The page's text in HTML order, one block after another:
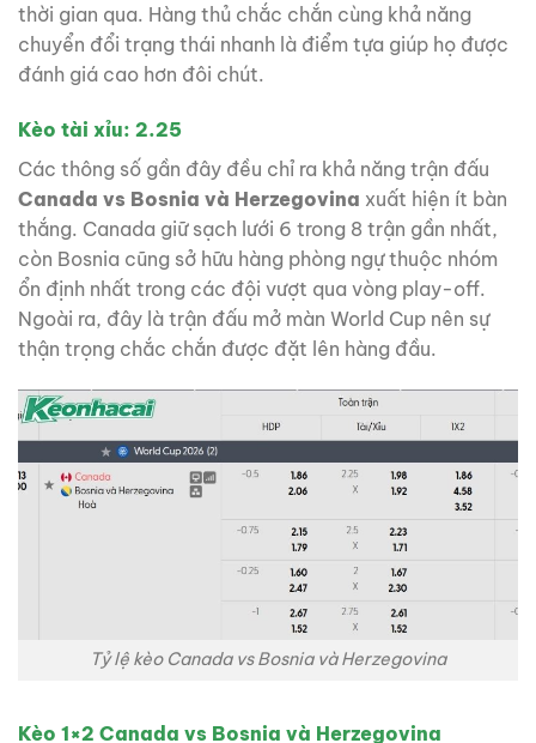
thời gian qua. Hàng thủ chắc chắn cùng khả năng
chuyển đổi trạng thái nhanh là điểm tựa giúp họ được
đánh giá cao hơn đôi chút.
Kèo tài xỉu: 2.25
Các thông số gần đây đều chỉ ra khả năng trận đấu
Canada vs Bosnia và Herzegovina xuất hiện ít bàn
thắng. Canada giữ sạch lưới 6 trong 8 trận gần nhất,
còn Bosnia cũng sở hữu hàng phòng ngự thuộc nhóm
ổn định nhất trong các đội vượt qua vòng play-off.
Ngoài ra, đây là trận đấu mở màn World Cup nên sự
thận trọng chắc chắn được đặt lên hàng đầu.
Tỷ lệ kèo Canada vs Bosnia và Herzegovina
Kèo 1×2 Canada vs Bosnia và Herzegovina